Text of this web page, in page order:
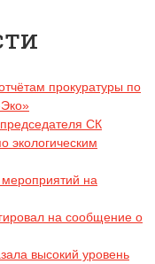
прокуратуры по
СК
экологическим
на
на сообщение о
высокий уровень